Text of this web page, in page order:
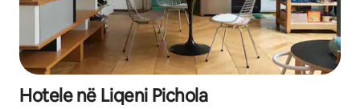
Hotele në Liqeni Pichola